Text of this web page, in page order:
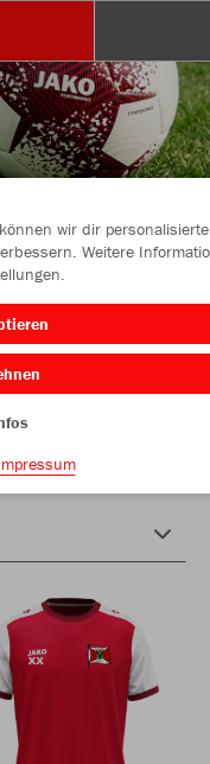
SV Treptow
wir dir personalisierte
Weitere